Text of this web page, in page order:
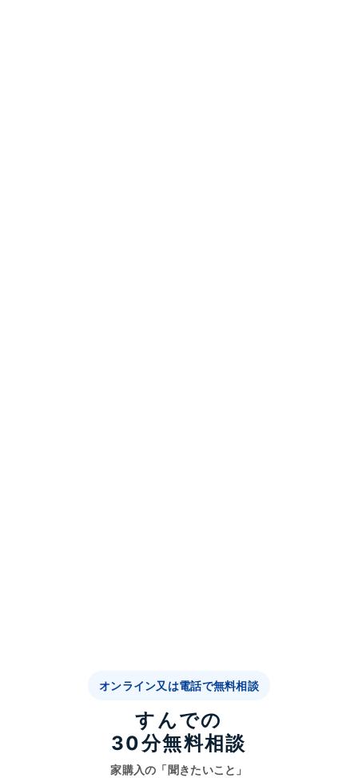
オンライン又は電話で無料相談
すんでの
30分無料相談
家購入の「聞きたいこと」